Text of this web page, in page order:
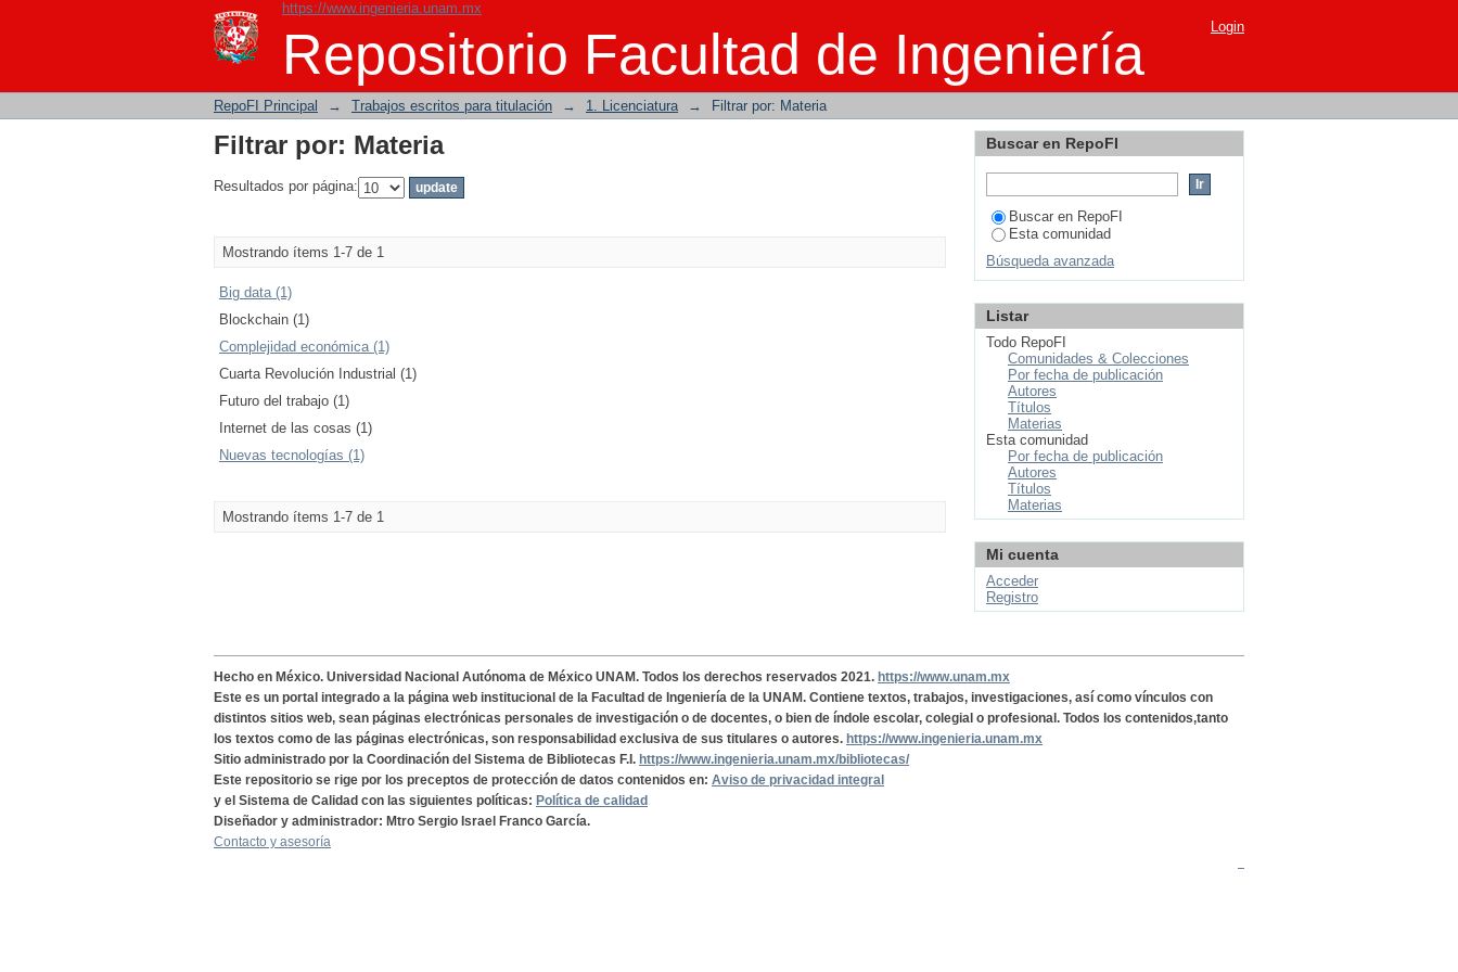
https://www.ingenieria.unam.mx
Repositorio Facultad de Ingeniería
Filtrar por: Materia Login
RepoFI Principal → Trabajos escritos para titulación → 1. Licenciatura → Filtrar por: Materia
Filtrar por: Materia
Resultados por página:
Mostrando ítems 1-7 de 1
Big data (1)
Blockchain (1)
Complejidad económica (1)
Cuarta Revolución Industrial (1)
Futuro del trabajo (1)
Internet de las cosas (1)
Nuevas tecnologías (1)
Mostrando ítems 1-7 de 1
Buscar en RepoFI
Buscar en RepoFI
Esta comunidad
Búsqueda avanzada
Listar
Todo RepoFI
Comunidades & Colecciones
Por fecha de publicación
Autores
Títulos
Materias
Esta comunidad
Por fecha de publicación
Autores
Títulos
Materias
Mi cuenta
Acceder
Registro
Hecho en México. Universidad Nacional Autónoma de México UNAM. Todos los derechos reservados 2021. https://www.unam.mx
Este es un portal integrado a la página web institucional de la Facultad de Ingeniería de la UNAM. Contiene textos, trabajos, investigaciones, así como vínculos con
distintos sitios web, sean páginas electrónicas personales de investigación o de docentes, o bien de índole escolar, colegial o profesional. Todos los contenidos,tanto
los textos como de las páginas electrónicas, son responsabilidad exclusiva de sus titulares o autores. https://www.ingenieria.unam.mx
Sitio administrado por la Coordinación del Sistema de Bibliotecas F.I. https://www.ingenieria.unam.mx/bibliotecas/
Este repositorio se rige por los preceptos de protección de datos contenidos en: Aviso de privacidad integral
y el Sistema de Calidad con las siguientes políticas: Política de calidad
Diseñador y administrador: Mtro Sergio Israel Franco García.
Contacto y asesoría